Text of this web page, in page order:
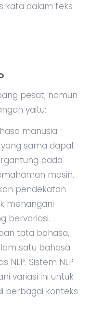
kata dalam teks
pesat, namun
yaitu:
manusia
sama dapat
pada
mesin.
pendekatan
menangani
bervariasi.
tata bahasa,
satu bahasa
NLP. Sistem NLP
variasi ini untuk
berbagai konteks